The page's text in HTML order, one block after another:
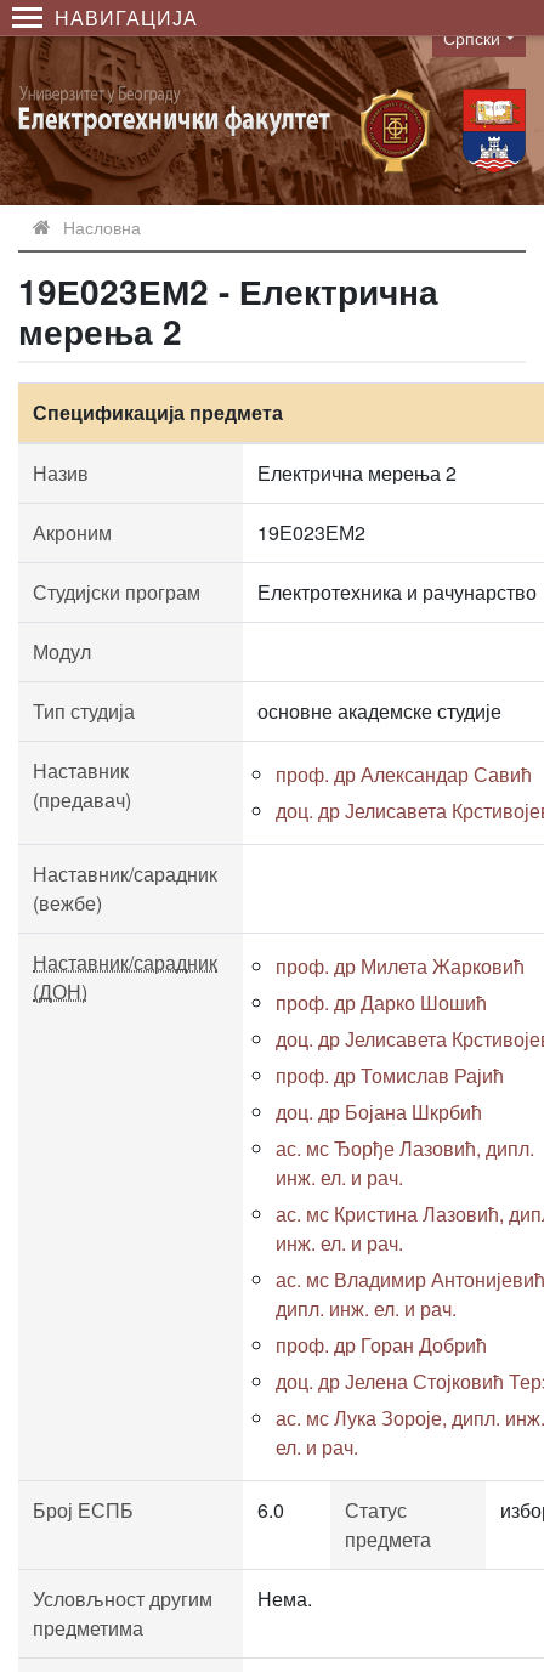
НАВИГАЦИЈА
Language
Српски
Насловна
19Е023ЕМ2 - Електрична
мерења 2
Спецификација предмета
Назив Електрична мерења 2
Акроним 19Е023ЕМ2
Студијски програм Електротехника и рачунарство
Модул
Тип студија основне академске студије
Наставник
(предавач)
проф. др Александар Савић
доц. др Јелисавета
Наставник/сарадник
(вежбе)
Наставник/сарадник
(ДОН)
проф. др Милета Жарковић
проф. др Дарко Шошић
доц. др Јелисавета
проф. др Томислав Рајић
доц. др Бојана Шкрбић
ас. мс Ђорђе Лазовић, дипл.
инж. ел. и рач.
ас. мс Кристина Лазовић,
инж. ел. и рач.
ас. мс Владимир
дипл. инж. ел. и рач.
проф. др Горан Добрић
доц. др Јелена Стојковић
ас. мс Лука Зороје, дипл. инж.
ел. и рач.
Број ЕСПБ 6.0
Статус
предмета
Условљност другим
предметима
Нема.